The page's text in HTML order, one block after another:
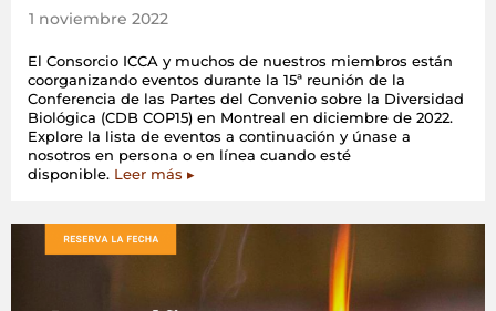
1 noviembre 2022
El Consorcio ICCA y muchos de nuestros miembros están
coorganizando eventos durante la 15ª reunión de la
Conferencia de las Partes del Convenio sobre la Diversidad
Biológica (CDB COP15) en Montreal en diciembre de 2022.
Explore la lista de eventos a continuación y únase a
nosotros en persona o en línea cuando esté
disponible. Leer más ▸